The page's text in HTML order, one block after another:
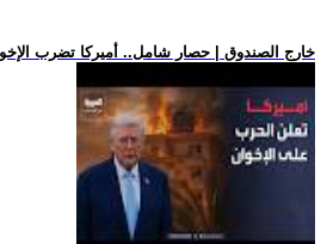
.. خارج الصندوق | حصار شامل.. أميركا تضرب